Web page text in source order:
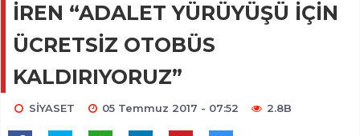
İREN “ADALET YÜRÜYÜŞÜ İÇİN
ÜCRETSİZ OTOBÜS
KALDIRIYORUZ”
SİYASET 05 Temmuz 2017 - 07:52 2.8B